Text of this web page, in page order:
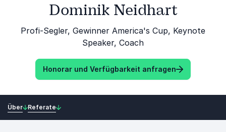
Dominik Neidhart
Profi-Segler, Gewinner America's Cup, Keynote
Speaker, Coach
Honorar und Verfügbarkeit anfragen
Über Referate